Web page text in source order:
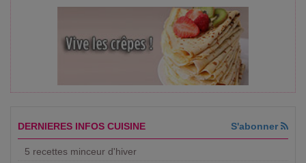
DERNIERES INFOS CUISINE S'abonner
5 recettes minceur d'hiver